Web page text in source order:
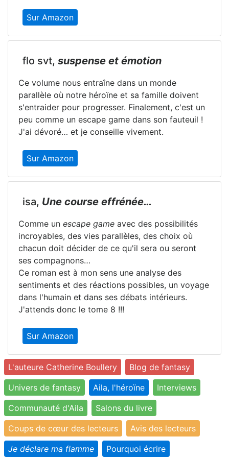
Sur Amazon
flo svt, suspense et émotion
Ce volume nous entraîne dans un monde
parallèle où notre héroïne et sa famille doivent
s'entraider pour progresser. Finalement, c'est un
peu comme un escape game dans son fauteuil !
J'ai dévoré… et je conseille vivement.
Sur Amazon
isa, Une course effrénée…
Comme un escape game avec des possibilités
incroyables, des vies parallèles, des choix où
chacun doit décider de ce qu'il sera ou seront
ses compagnons…
Ce roman est à mon sens une analyse des
sentiments et des réactions possibles, un voyage
dans l'humain et dans ses débats intérieurs.
J'attends donc le tome 8 !!!
Sur Amazon
L'auteure Catherine Boullery
Blog de fantasy
Univers de fantasy
Aila, l'héroïne
Interviews
Communauté d'Aila
Salons du livre
Coups de cœur des lecteurs
Avis des lecteurs
Je déclare ma flamme
Pourquoi écrire